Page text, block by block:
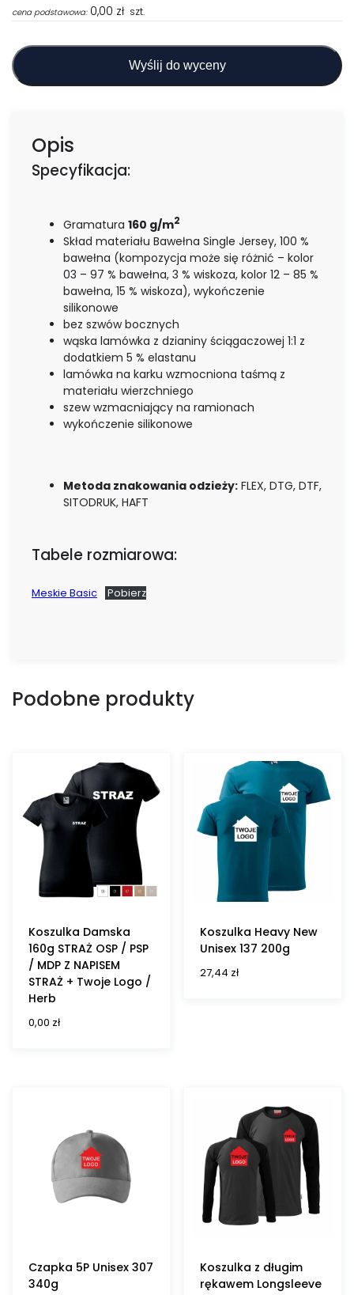
cena podstawowa: 0,00 zł szt.
Wyślij do wyceny
Opis
Specyfikacja:
Gramatura 160 g/m2
Skład materiału Bawełna Single Jersey, 100 %
bawełna (kompozycja może się różnić – kolor
03 – 97 % bawełna, 3 % wiskoza, kolor 12 – 85 %
bawełna, 15 % wiskoza), wykończenie
silikonowe
bez szwów bocznych
wąska lamówka z dzianiny ściągaczowej 1:1 z
dodatkiem 5 % elastanu
lamówka na karku wzmocniona taśmą z
materiału wierzchniego
szew wzmacniający na ramionach
wykończenie silikonowe
Metoda znakowania odzieży: FLEX, DTG, DTF,
SITODRUK, HAFT
Tabele rozmiarowa:
Meskie Basic Pobierz
Podobne produkty
Koszulka Damska
160g STRAŻ OSP / PSP
/ MDP Z NAPISEM
STRAŻ + Twoje Logo /
Herb
0,00 zł
Koszulka Heavy New
Unisex 137 200g
27,44 zł
Czapka 5P Unisex 307
340g
Koszulka z długim
rękawem Longsleeve